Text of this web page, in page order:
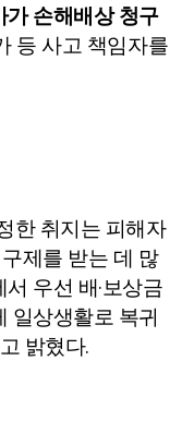
가 손해배상 청구
등 사고 책임자를
한 취지는 피해자
제를 받는 데 많
우선 배·보상금
일상생활로 복귀
밝혔다.